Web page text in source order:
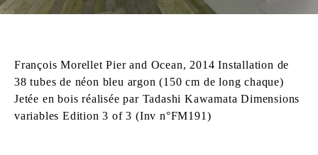
François Morellet Pier and Ocean, 2014 Installation de
38 tubes de néon bleu argon (150 cm de long chaque)
Jetée en bois réalisée par Tadashi Kawamata Dimensions
variables Edition 3 of 3 (Inv n°FM191)